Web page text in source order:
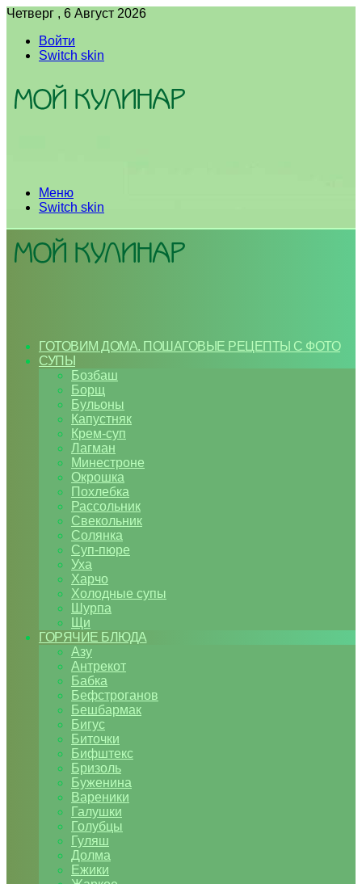
Четверг , 6 Август 2026
Войти
Switch skin
Меню
Switch skin
ГОТОВИМ ДОМА. ПОШАГОВЫЕ РЕЦЕПТЫ С ФОТО
СУПЫ
Бозбаш
Борщ
Бульоны
Капустняк
Крем-суп
Лагман
Минестроне
Окрошка
Похлебка
Рассольник
Свекольник
Солянка
Суп-пюре
Уха
Харчо
Холодные супы
Шурпа
Щи
ГОРЯЧИЕ БЛЮДА
Азу
Антрекот
Бабка
Бефстроганов
Бешбармак
Бигус
Биточки
Бифштекс
Бризоль
Буженина
Вареники
Галушки
Голубцы
Гуляш
Долма
Ежики